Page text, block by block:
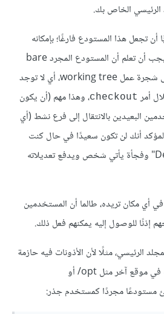
الرئيسي الخاص بك.
تجعل هذا المستودع فارغًا؛ بإمكانه
العمل كمستودع عادي، لكن يجب أن تعلم أن المستودع المجرد bare
repository لا يحتوي على شجرة عمل working tree، أي لا توجد
أمر checkout، وهذا مهم (أن يكون
البعيدين بالانتقال إلى فرع نشط (أي
أنك لن تكون سعيدًا في حال كنت
تعمل على فرع ما وليكن "Dev" وفجأة يأتي شخص ويدفع تعديلاته
أي مكان تريده، طالما أن المستخدمين
إذنًا للوصول إليه يمكنهم فعل ذلك.
الرئيسي، مثلًا لأن الأذونات فيه حازمة
ودقيقة للغاية، وتريد تخزينه في موقع آخر مثل ‎/opt أو